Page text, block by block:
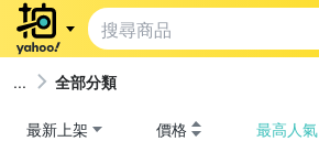
全部分類
最新上架 價格 最高人氣